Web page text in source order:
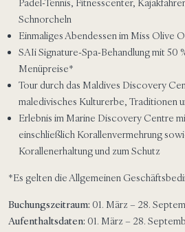
Padel-Tennis, Fitnesscenter,
Schnorcheln
Einmaliges Abendessen im Miss Olive
SAIi Signature-Spa-Behandlung mit 50
Menüpreise*
Tour durch das Maldives Discovery
maledivisches Kulturerbe, Traditionen
Erlebnis im Marine Discovery Centre
einschließlich Korallenvermehrung
Korallenerhaltung und zum Schutz
*Es gelten die Allgemeinen
Buchungszeitraum: 01. März – 28.
Aufenthaltsdaten: 01. März – 28.